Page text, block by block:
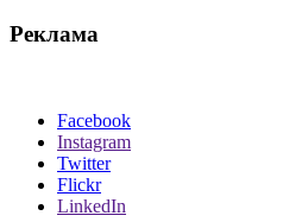
Реклама
Facebook
Instagram
Twitter
Flickr
LinkedIn